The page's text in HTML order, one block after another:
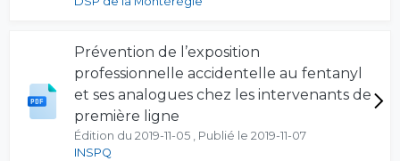
Prévention de l’exposition
professionnelle accidentelle au fentanyl
et ses analogues chez les intervenants de
première ligne
Édition du 2019-11-05 , Publié le 2019-11-07
INSPQ